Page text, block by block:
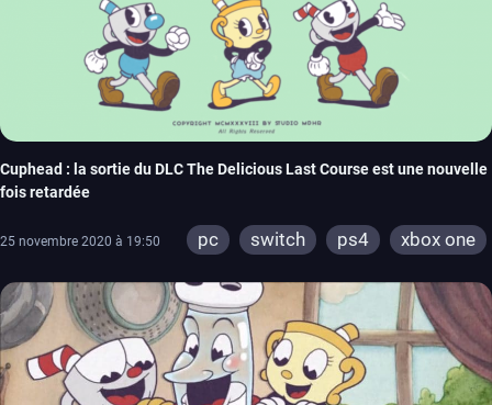
Cuphead : la sortie du DLC The Delicious Last Course est une nouvelle
fois retardée
25 novembre 2020 à 19:50 pc switch ps4 xbox one